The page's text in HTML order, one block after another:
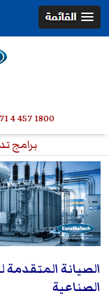
4 457 1800
برامج
الصيانة المتقدمة
الصناعية